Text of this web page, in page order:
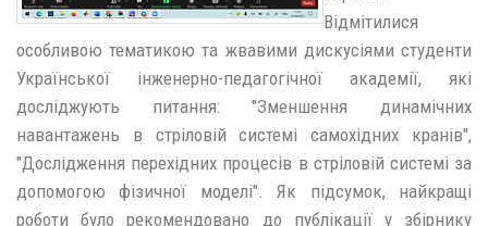
Відмітилися
особливою тематикою та жвавими дискусіями студенти
Української інженерно-педагогічної академії, які
досліджують питання: "Зменшення динамічних
навантажень в стріловій системі самохідних кранів",
"Дослідження перехідних процесів в стріловій системі за
допомогою фізичної моделі". Як підсумок, найкращі
роботи було рекомендовано до публікації у збірнику